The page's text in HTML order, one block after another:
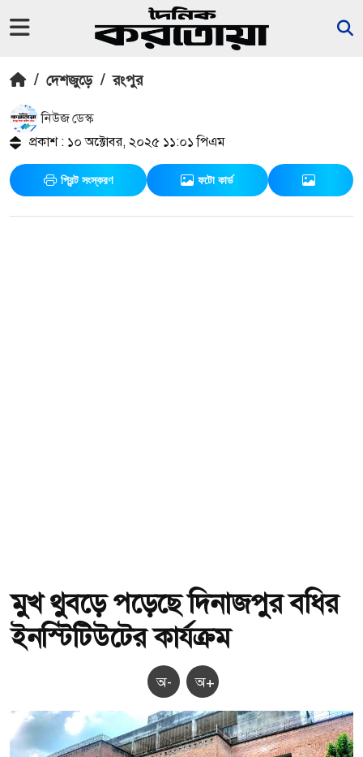
/ দেশজুড়ে / রংপুর
নিউজ ডেস্ক
প্রকাশ : ১০ অক্টোবর, ২০২৫ ১১:০১ পিএম
প্রিন্ট সংস্করণ ফটো কার্ড
মুখ থুবড়ে পড়েছে দিনাজপুর বধির
ইনস্টিটিউটের কার্যক্রম
অ- অ+